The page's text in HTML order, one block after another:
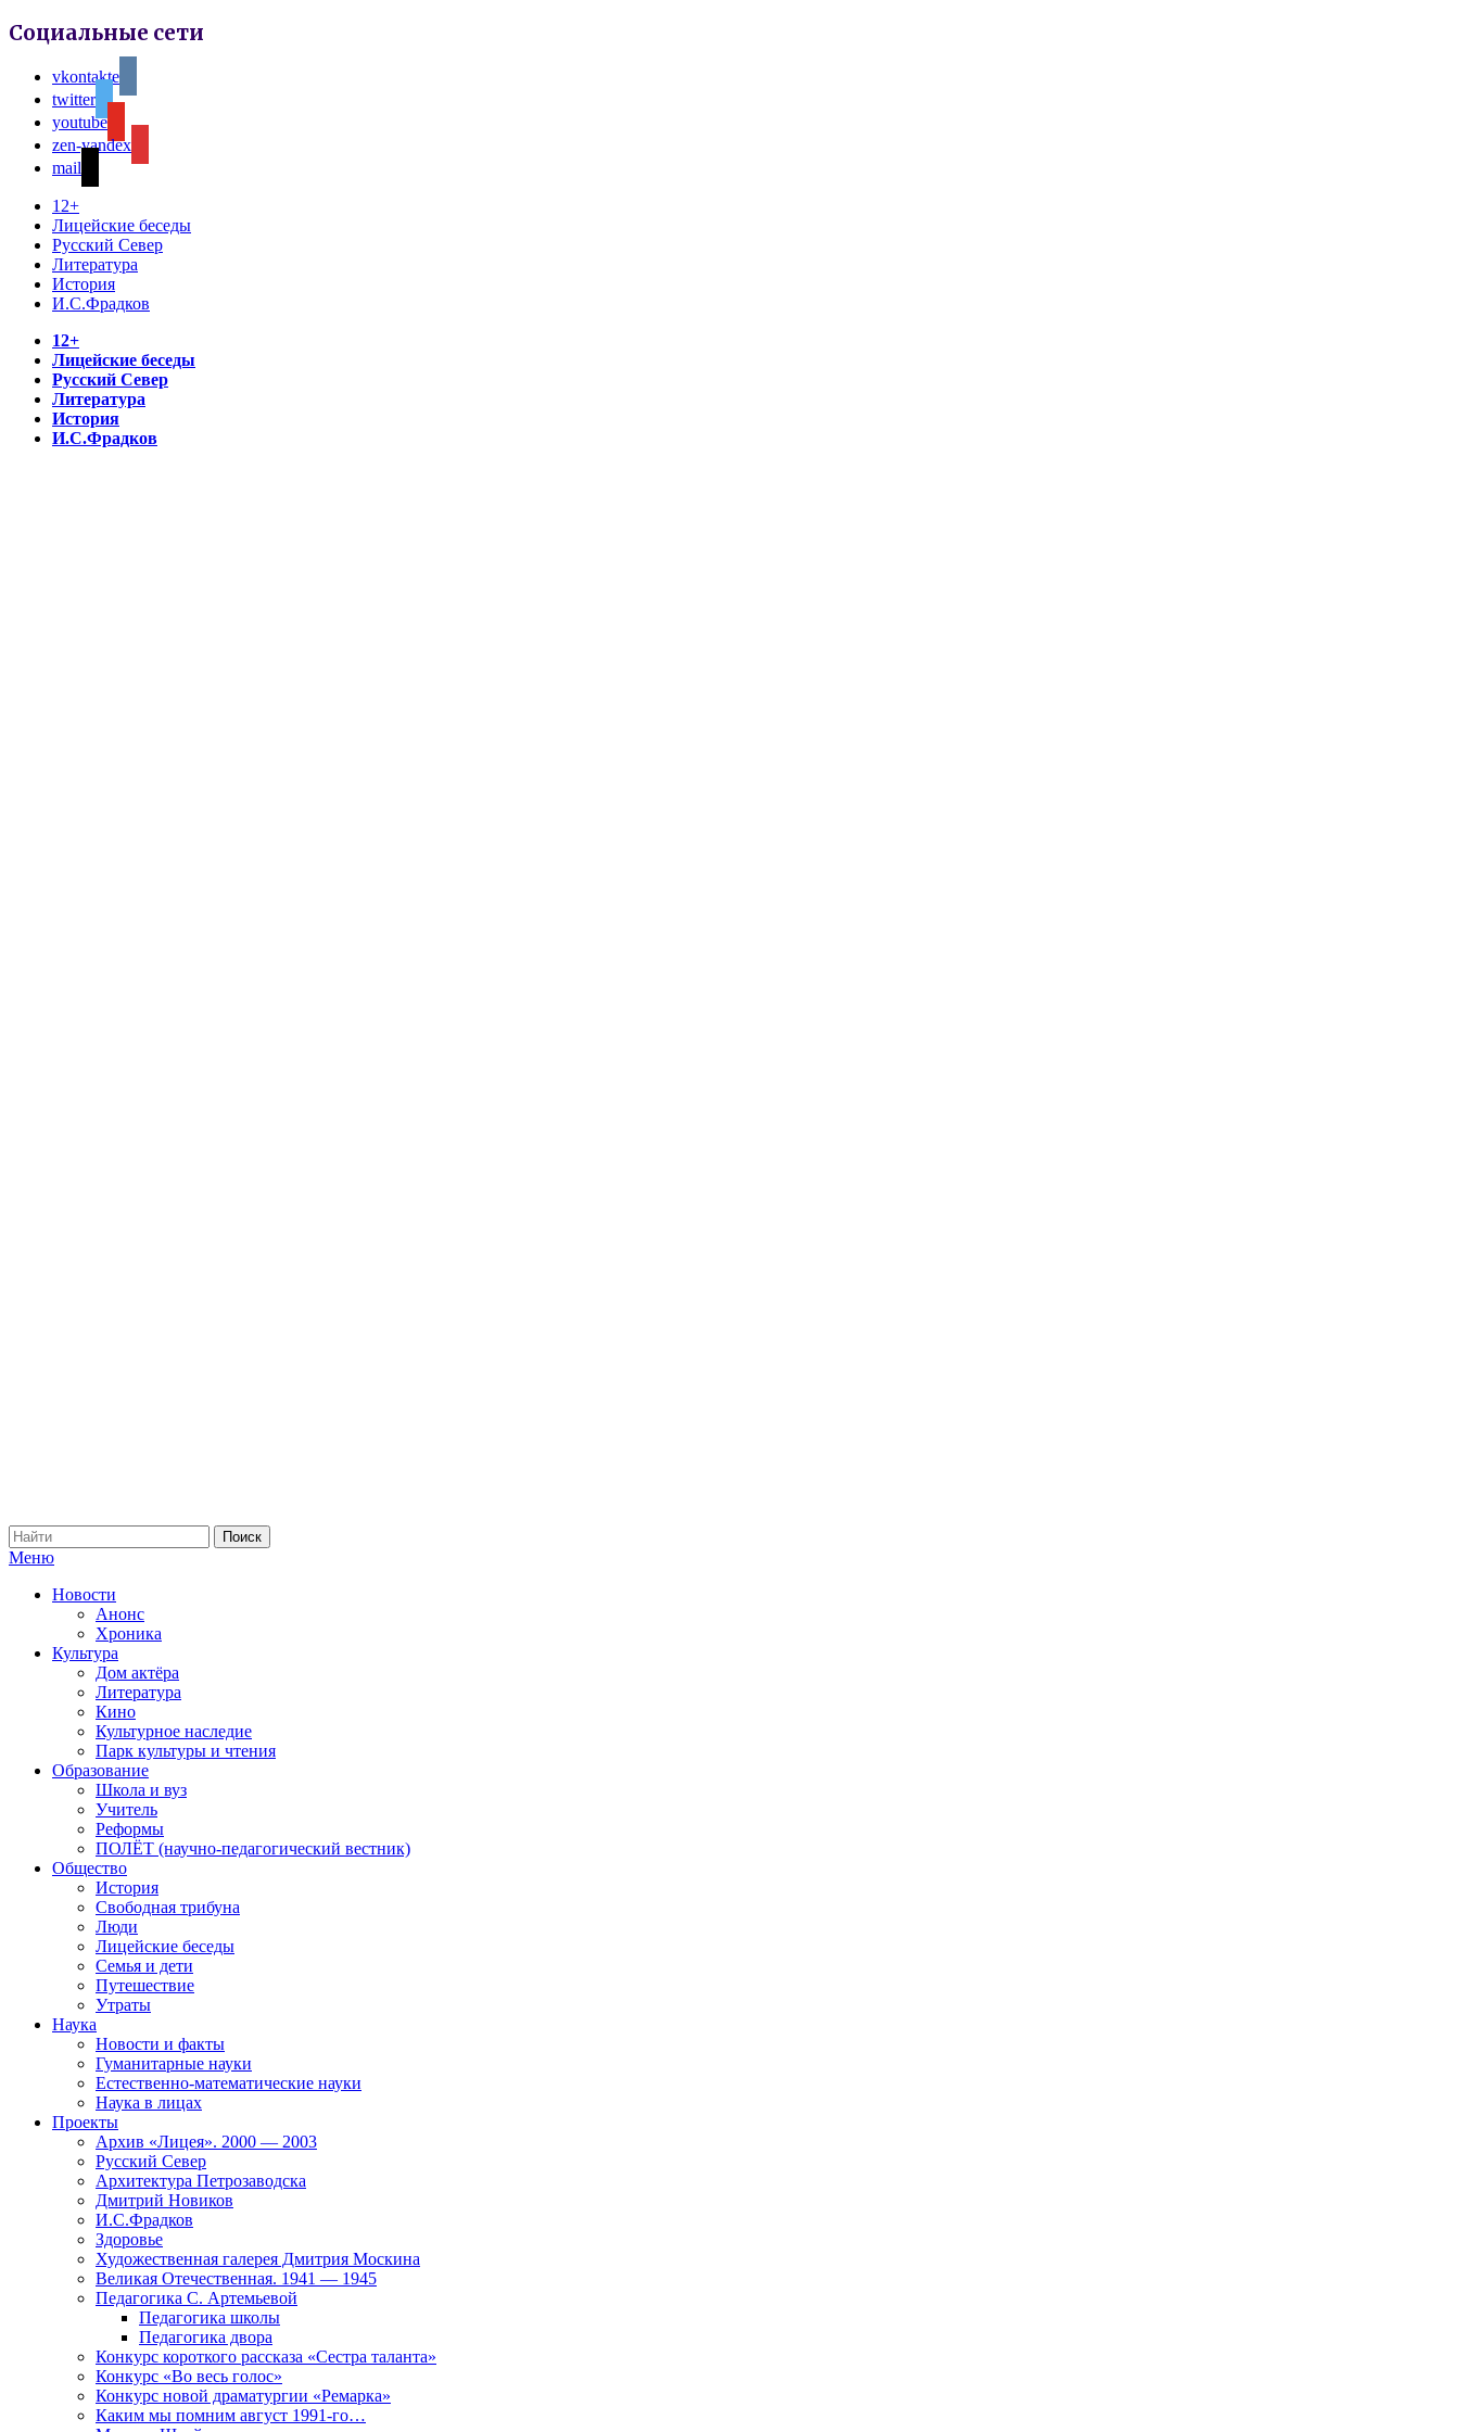
Социальные сети
vkontakte
twitter
youtube
zen-yandex
mail
12+
Лицейские беседы
Русский Север
Литература
История
И.С.Фрадков
12+
Лицейские беседы
Русский Север
Литература
История
И.С.Фрадков
Меню
Новости
Анонс
Хроника
Культура
Дом актёра
Литература
Кино
Культурное наследие
Парк культуры и чтения
Образование
Школа и вуз
Учитель
Реформы
ПОЛЁТ (научно-педагогический вестник)
Общество
История
Свободная трибуна
Люди
Лицейские беседы
Семья и дети
Путешествие
Утраты
Наука
Новости и факты
Гуманитарные науки
Естественно-математические науки
Наука в лицах
Проекты
Архив «Лицея». 2000 — 2003
Русский Север
Архитектура Петрозаводска
Дмитрий Новиков
И.С.Фрадков
Здоровье
Художественная галерея Дмитрия Москина
Великая Отечественная. 1941 — 1945
Педагогика С. Артемьевой
Педагогика школы
Педагогика двора
Конкурс короткого рассказа «Сестра таланта»
Конкурс «Во весь голос»
Конкурс новой драматургии «Ремарка»
Каким мы помним август 1991-го…